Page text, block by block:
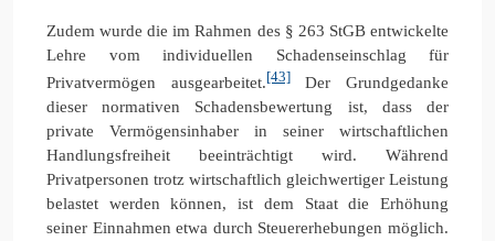
Zudem wurde die im Rahmen des § 263 StGB entwickelte
Lehre vom individuellen Schadenseinschlag für
Privatvermögen ausgearbeitet.[43]Der Grundgedanke
dieser normativen Schadensbewertung ist, dass der
private Vermögensinhaber in seiner wirtschaftlichen
Handlungsfreiheit beeinträchtigt wird. Während
Privatpersonen trotz wirtschaftlich gleichwertiger Leistung
belastet werden können, ist dem Staat die Erhöhung
seiner Einnahmen etwa durch Steuererhebungen möglich.